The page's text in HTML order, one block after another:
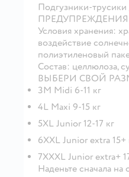
Подгузники-
ПРЕДУПРЕЖДЕНИЯ:
Условия хранения:
воздействие
полиэтиленовый
Состав: целлюлоза,
ВЫБЕРИ СВОЙ
3М Midi 6-11 кг
4L Maxi 9-15 кг
5XL Junior 12-17 кг
6XXL Junior extra 15+
7XXXL Junior extra+
Наденьте сначала